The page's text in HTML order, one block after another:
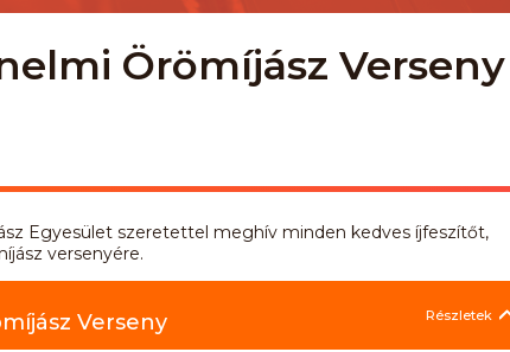
Örömíjász Verseny
Egyesület szeretettel meghív minden kedves íjfeszítőt,
versenyére.
Verseny Részletek